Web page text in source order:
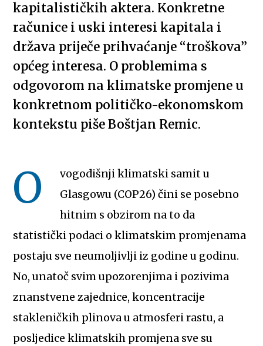
kapitalističkih aktera. Konkretne
računice i uski interesi kapitala i
država priječe prihvaćanje “troškova”
općeg interesa. O problemima s
odgovorom na klimatske promjene u
konkretnom političko-ekonomskom
kontekstu piše Boštjan Remic.
O
vogodišnji klimatski samit u
Glasgowu (COP26) čini se posebno
hitnim s obzirom na to da
statistički podaci o klimatskim promjenama
postaju sve neumoljivlji iz godine u godinu.
No, unatoč svim upozorenjima i pozivima
znanstvene zajednice, koncentracije
stakleničkih plinova u atmosferi rastu, a
posljedice klimatskih promjena sve su